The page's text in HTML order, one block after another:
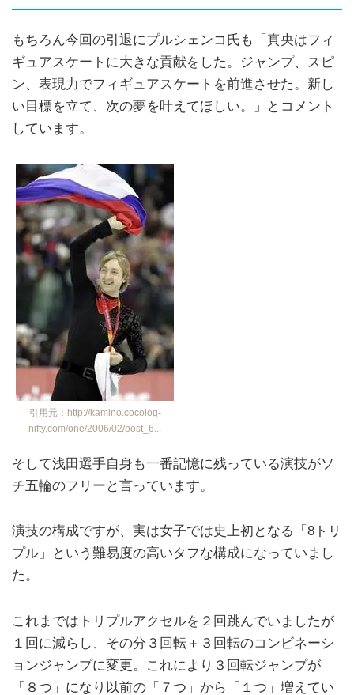
もちろん今回の引退にプルシェンコ氏も「真央はフィ
ギュアスケートに大きな貢献をした。ジャンプ、スピ
ン、表現力でフィギュアスケートを前進させた。新し
い目標を立て、次の夢を叶えてほしい。」とコメント
しています。
引用元：http://kamino.cocolog-
nifty.com/one/2006/02/post_6...
そして浅田選手自身も一番記憶に残っている演技がソ
チ五輪のフリーと言っています。
演技の構成ですが、実は女子では史上初となる「8トリ
プル」という難易度の高いタフな構成になっていまし
た。
これまではトリプルアクセルを２回跳んでいましたが
１回に減らし、その分３回転＋３回転のコンビネーシ
ョンジャンプに変更。これにより３回転ジャンプが
「８つ」になり以前の「７つ」から「１つ」増えてい